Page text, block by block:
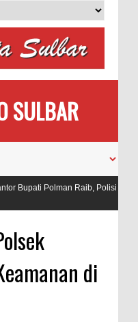
SULBAR
Bupati Polman Raib, Polisi
di